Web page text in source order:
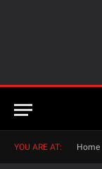
YOU ARE AT: Home